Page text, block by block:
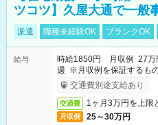
ツコツ】久屋大通で一般
派遣 職種未経験OK ブランクOK
給与
時給1850円 月収例 27万
週 ※月収例を保証するもの
交通費別途支給あり
交通費 1ヶ月3万円を上限
月収例 25～30万円